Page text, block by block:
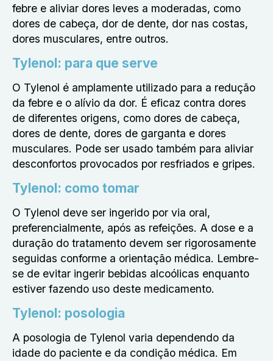
febre e aliviar dores leves a moderadas, como
dores de cabeça, dor de dente, dor nas costas,
dores musculares, entre outros.
Tylenol: para que serve
O Tylenol é amplamente utilizado para a redução
da febre e o alívio da dor. É eficaz contra dores
de diferentes origens, como dores de cabeça,
dores de dente, dores de garganta e dores
musculares. Pode ser usado também para aliviar
desconfortos provocados por resfriados e gripes.
Tylenol: como tomar
O Tylenol deve ser ingerido por via oral,
preferencialmente, após as refeições. A dose e a
duração do tratamento devem ser rigorosamente
seguidas conforme a orientação médica. Lembre-
se de evitar ingerir bebidas alcoólicas enquanto
estiver fazendo uso deste medicamento.
Tylenol: posologia
A posologia de Tylenol varia dependendo da
idade do paciente e da condição médica. Em